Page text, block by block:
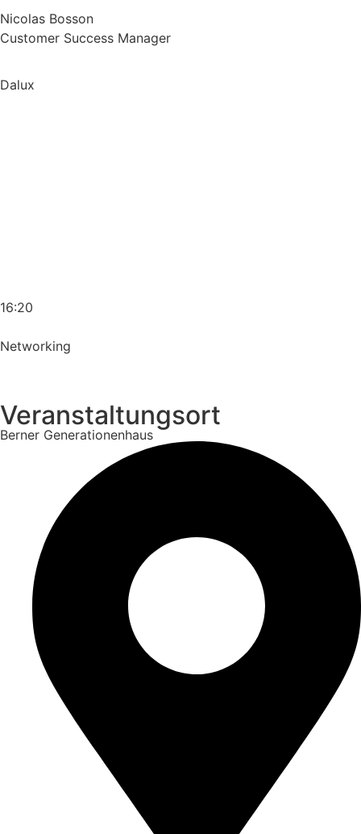
Nicolas Bosson
Customer Success Manager
Dalux
16:20
Networking
Veranstaltungsort
Berner Generationenhaus